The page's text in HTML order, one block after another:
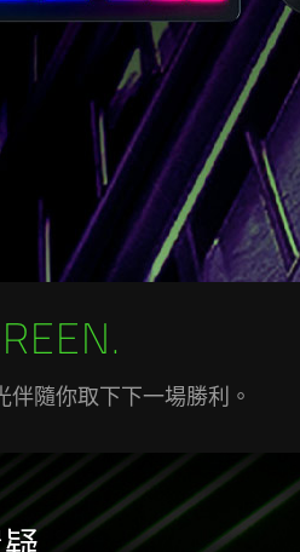
隨你取下下一場勝利。